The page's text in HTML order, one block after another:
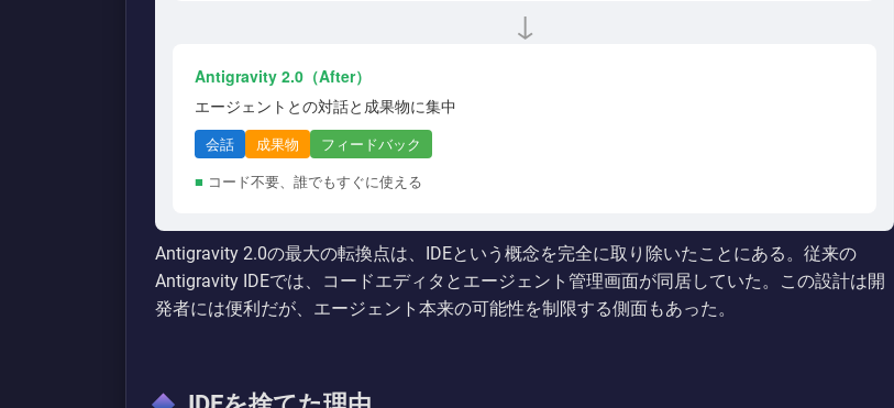
↓
Antigravity 2.0（After）
エージェントとの対話と成果物に集中
会話 成果物
フィードバック
■ コード不要、誰でもすぐに使える
Antigravity 2.0の最大の転換点は、IDEという概念を完全に取り除いたことにある。従来の
Antigravity IDEでは、コードエディタとエージェント管理画面が同居していた。この設計は開
発者には便利だが、エージェント本来の可能性を制限する側面もあった。